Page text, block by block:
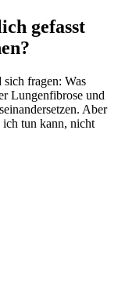
gefasst
sich fragen: Was
Lungenfibrose und
Aber
ich tun kann, nicht